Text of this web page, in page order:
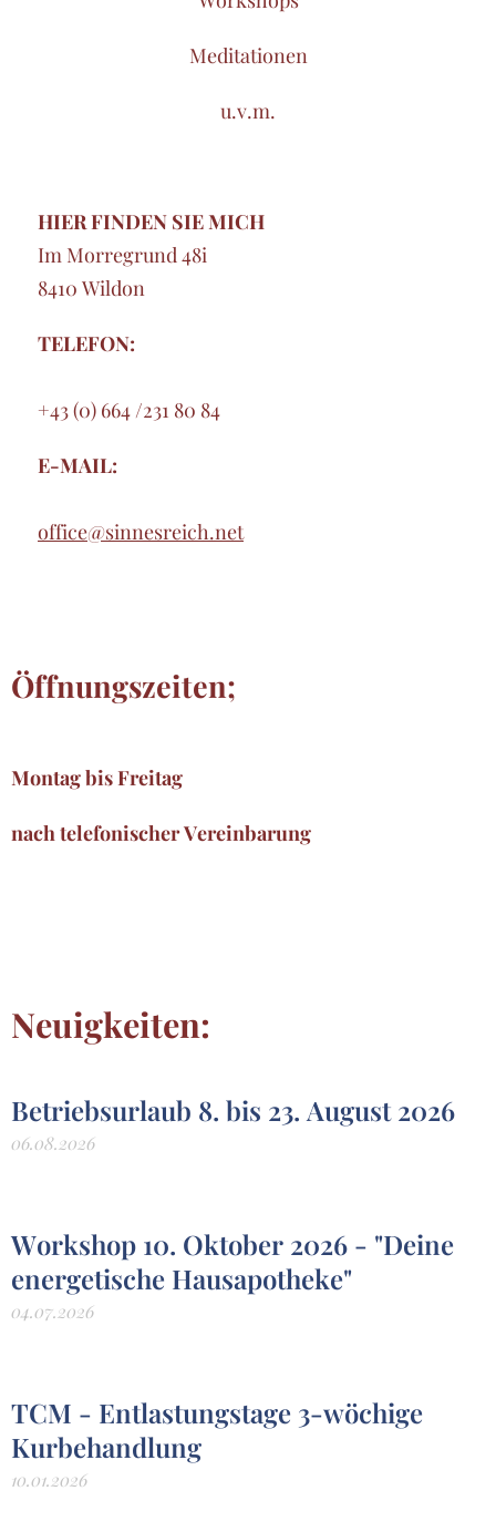
Meditationen
u.v.m.
HIER FINDEN SIE MICH
Im Morregrund 48i
8410 Wildon
TELEFON:
+43 (0) 664 /231 80 84
E-MAIL:
office@sinnesreich.net
Öffnungszeiten;
Montag bis Freitag
nach telefonischer Vereinbarung
Neuigkeiten:
Betriebsurlaub 8. bis 23. August 2026
06.08.2026
Workshop 10. Oktober 2026 - "Deine
energetische Hausapotheke"
04.07.2026
TCM - Entlastungstage 3-wöchige
Kurbehandlung
10.01.2026